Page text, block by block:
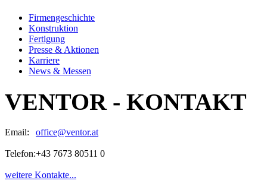
Firmengeschichte
Konstruktion
Fertigung
Presse & Aktionen
Karriere
News & Messen
VENTOR - KONTAKT
Email: office@ventor.at
Telefon:+43 7673 80511 0
weitere Kontakte...